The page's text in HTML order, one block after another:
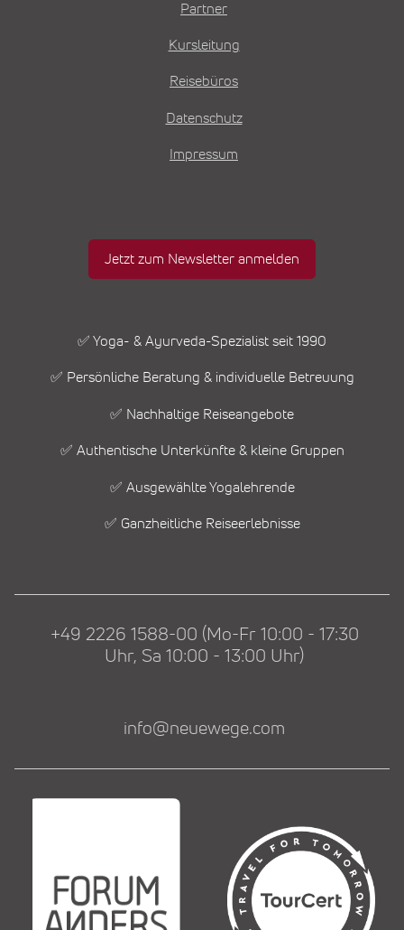
Partner
Kursleitung
Reisebüros
Datenschutz
Impressum
Jetzt zum Newsletter anmelden
✅ Yoga- & Ayurveda-Spezialist seit 1990
✅ Persönliche Beratung & individuelle Betreuung
✅ Nachhaltige Reiseangebote
✅ Authentische Unterkünfte & kleine Gruppen
✅ Ausgewählte Yogalehrende
✅ Ganzheitliche Reiseerlebnisse
+49 2226 1588-00 (Mo-Fr 10:00 - 17:30
Uhr, Sa 10:00 - 13:00 Uhr)
info@neuewege.com